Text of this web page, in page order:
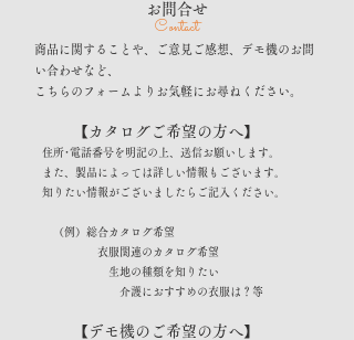
​お問合せ
Contact
商品に関することや、ご意見ご感想、デモ機のお問
い合わせなど、
こちらのフォームよりお気軽にお尋ねください。
【カタログご希望の方へ】
住所･電話番号を明記の上、送信お願いします。
また、製品によっては詳しい情報もございます。
知りたい情報がございましたらご記入ください。
（例）総合カタログ希望
衣服関連のカタログ希望
生地の種類を知りたい
介護におすすめの衣服は？等
【デモ機のご希望の方へ】